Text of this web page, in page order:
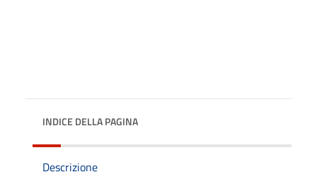
INDICE DELLA PAGINA
Descrizione